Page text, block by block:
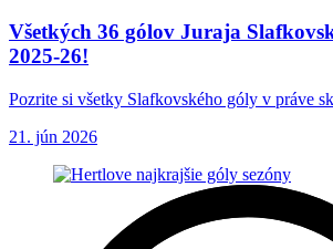
Všetkých 36 gólov Juraja
2025-26!
Pozrite si všetky Slafkovského góly v práve
21. jún 2026